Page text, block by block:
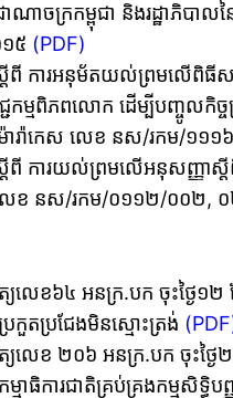
ជាណាចក្រកម្ពុជា និងរដ្ឋាភិប
១៥ (PDF)
តីពី ការអនុម័តយល់ព្រមលើពិធីសារ
កម្មពិភពលោក ដើម្បីបញ្ចូលកិច្ច
ារ៉ាកេស លេខ នស/រកម/១១១
តីពី ការយល់ព្រមលើអនុសញ្ញាស្តី
លេខ នស/រកម/០១១២/០០២, ០
យលេខ៦៤ អនក្រ.បក ចុះថ្ងៃ១២
រកួតប្រជែងមិនស្មោះត្រង់
យលេខ ២០៦ អនក្រ.បក ចុះថ្ងៃ
មាធិការជាតិគ្រប់គ្រងកម្មសិទ្ធិបញ្